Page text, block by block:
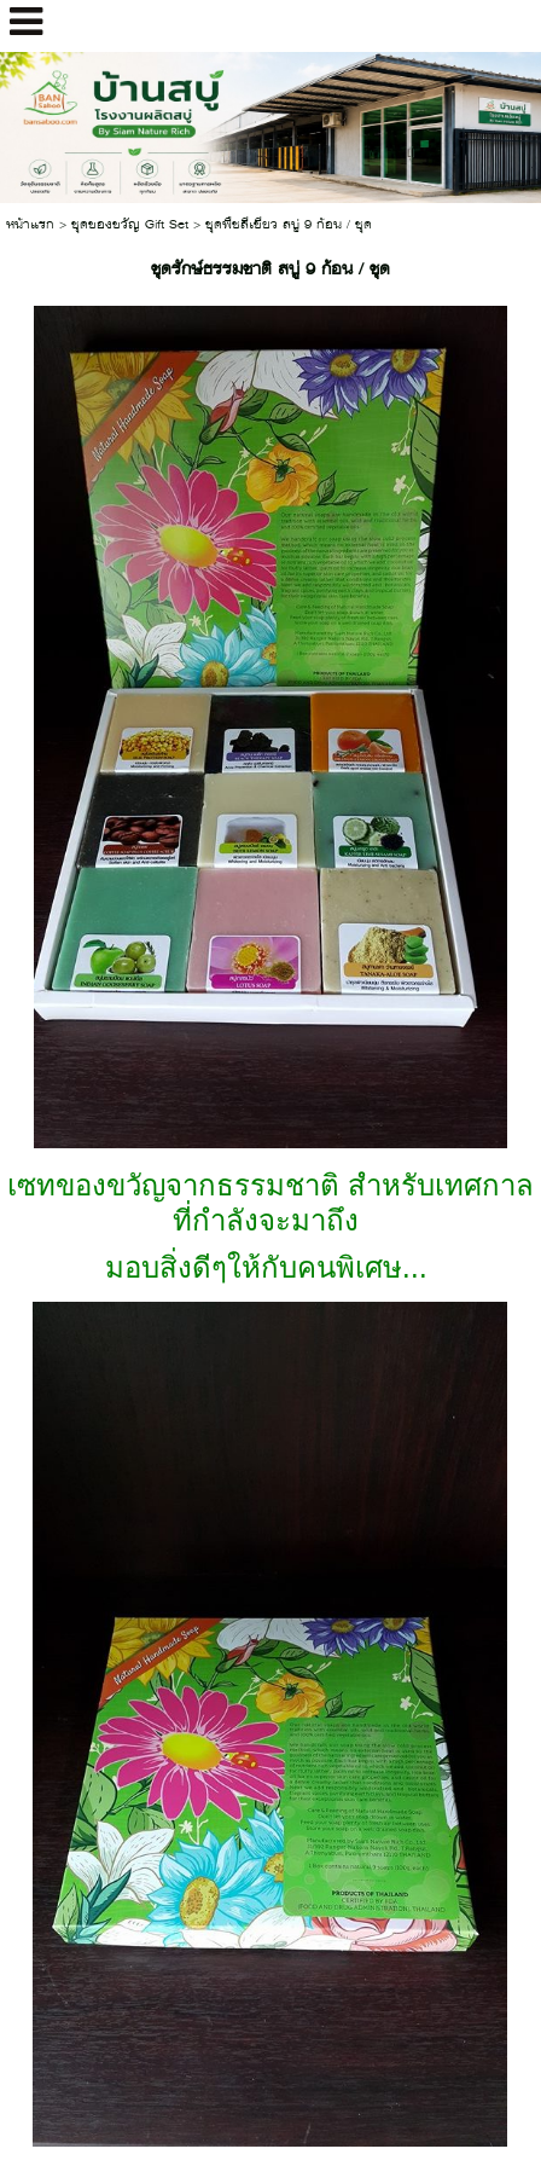
หน้าแรก > ชุดของขวัญ Gift Set> ชุดพืชสีเขียว สบู่ 9 ก้อน / ชุด
ชุดรักษ์ธรรมชาติ สบู่ 9 ก้อน / ชุด
เซทของขวัญจากธรรมชาติ สำหรับเทศกาล
ที่กำลังจะมาถึง
มอบสิ่งดีๆให้กับคนพิเศษ...